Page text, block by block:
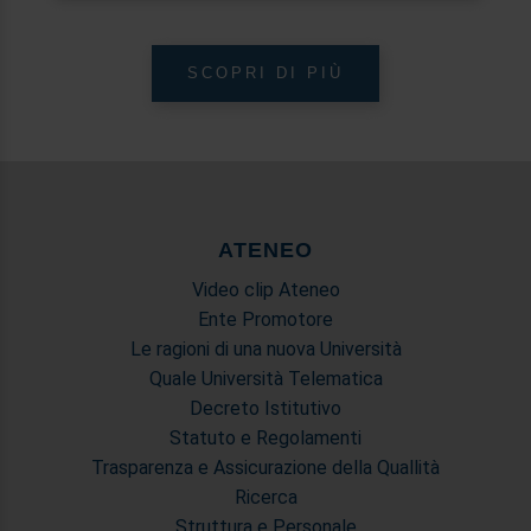
raccolto dal suo utilizzo dei loro servizi.
SCOPRI DI PIÙ
ATENEO
Video clip Ateneo
Ente Promotore
Le ragioni di una nuova Università
Quale Università Telematica
Decreto Istitutivo
Statuto e Regolamenti
Trasparenza e Assicurazione della Quallità
Ricerca